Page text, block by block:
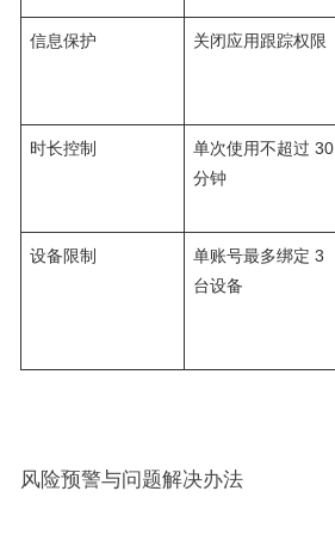
信息保护​ 关闭应用跟踪权限​
时长控制​
单次使用不超过 30
分钟​
设备限制​
单账号最多绑定 3
台设备​
风险预警与问题解决办法​